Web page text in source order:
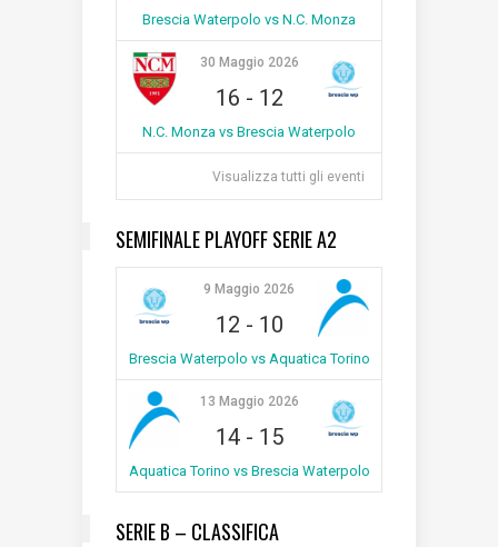
Brescia Waterpolo vs N.C. Monza
30 Maggio 2026
16 - 12
N.C. Monza vs Brescia Waterpolo
Visualizza tutti gli eventi
SEMIFINALE PLAYOFF SERIE A2
9 Maggio 2026
12 - 10
Brescia Waterpolo vs Aquatica Torino
13 Maggio 2026
14- 15
Aquatica Torino vs Brescia Waterpolo
SERIE B – CLASSIFICA